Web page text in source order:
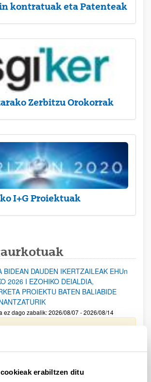
erabiltzen ditu
kontratuak eta Patenteak
Zerbitzu Orokorrak
I+G Proiektuak
BIDEAN DAUDEN IKERTZAILEAK EHUn
2026 I EZOHIKO DEIALDIA,
PROIEKTU BATEN BALIABIDE
ez dago zabalik: 2026/08/07 - 2026/08/14
EPEA 2026-08-14 ARTE ZABALIK.
Zientifikoa eta Funts Bibliografikoak